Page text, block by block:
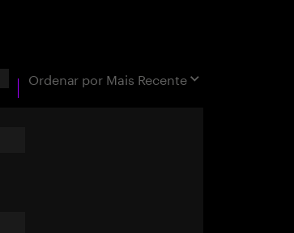
Ordenar por Mais Recente